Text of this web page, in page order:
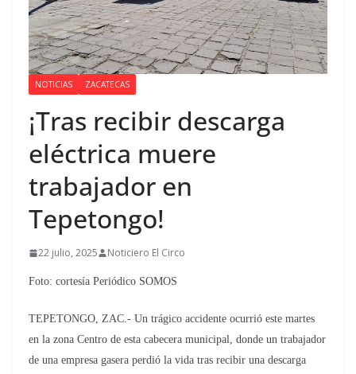
NOTICIAS ZACATECAS
¡Tras recibir descarga
eléctrica muere
trabajador en
Tepetongo!
22 julio, 2025 Noticiero El Circo
Foto: cortesía Periódico SOMOS
TEPETONGO, ZAC.- Un trágico accidente ocurrió este martes
en la zona Centro de esta cabecera municipal, donde un trabajador
de una empresa gasera perdió la vida tras recibir una descarga